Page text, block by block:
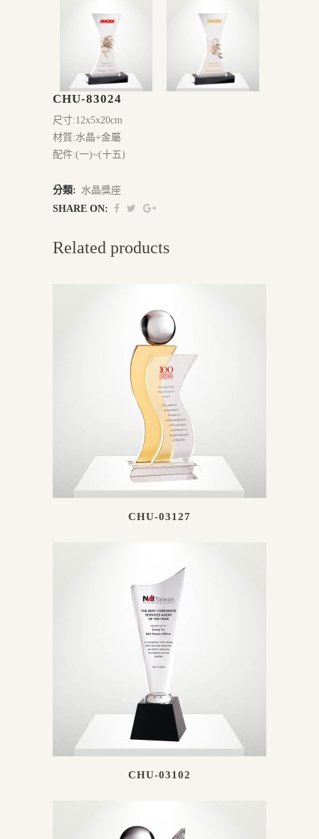
CHU-83024
尺寸:12x5x20cm
材質:水晶+金屬
配件:(一)~(十五)
分類: 水晶獎座
SHARE ON:
Related products
CHU-03127
CHU-03102